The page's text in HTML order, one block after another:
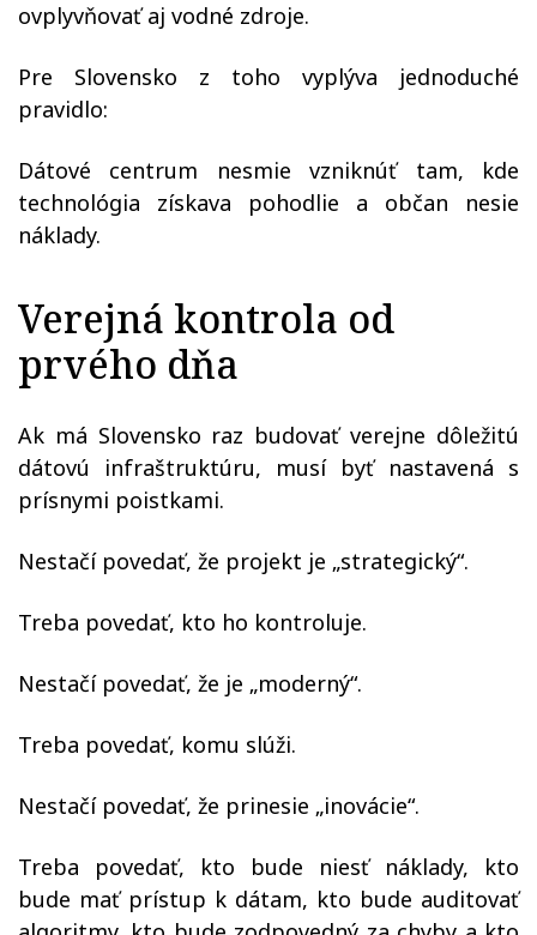
ovplyvňovať aj vodné zdroje.
Pre Slovensko z toho vyplýva jednoduché
pravidlo:
Dátové centrum nesmie vzniknúť tam, kde
technológia získava pohodlie a občan nesie
náklady.
Verejná kontrola od
prvého dňa
Ak má Slovensko raz budovať verejne dôležitú
dátovú infraštruktúru, musí byť nastavená s
prísnymi poistkami.
Nestačí povedať, že projekt je „strategický“.
Treba povedať, kto ho kontroluje.
Nestačí povedať, že je „moderný“.
Treba povedať, komu slúži.
Nestačí povedať, že prinesie „inovácie“.
Treba povedať, kto bude niesť náklady, kto
bude mať prístup k dátam, kto bude auditovať